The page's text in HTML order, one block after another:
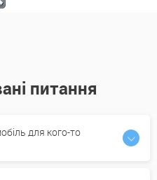
питання
для кого-то